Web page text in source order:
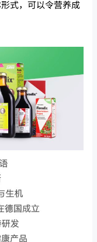
式，可以令营养成